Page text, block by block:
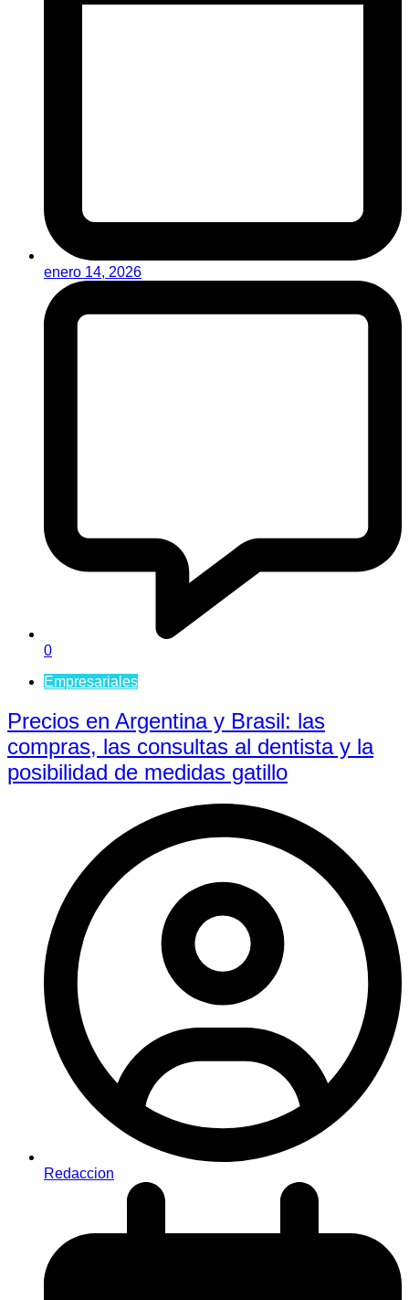
enero 14, 2026
0
Empresariales
Precios en Argentina y Brasil: las
compras, las consultas al dentista y la
posibilidad de medidas gatillo
Redaccion